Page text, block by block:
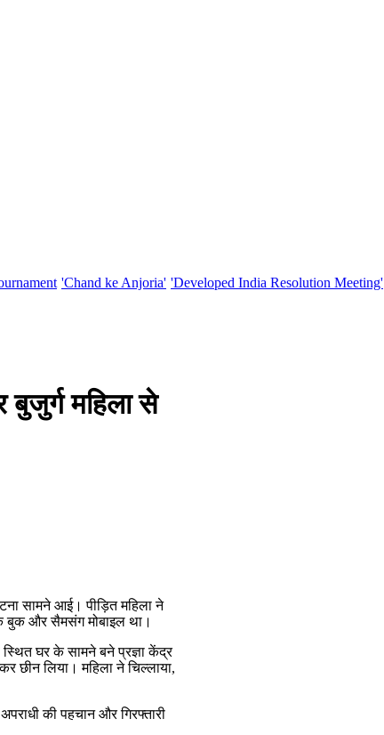
'Chand ke Anjoria' 'Developed India Resolution Meeting'
महिला से
सामने आई। पीड़ित महिला ने
बुक और सैमसंग मोबाइल था।
घर के सामने बने प्रज्ञा केंद्र
छीन लिया। महिला ने चिल्लाया,
की पहचान और गिरफ्तारी